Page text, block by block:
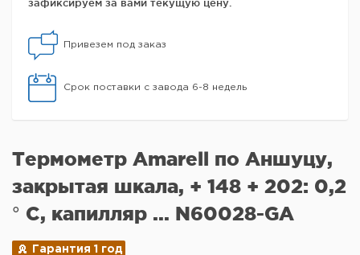
зафиксируем за вами текущую цену.
Привезем под заказ
Срок поставки с завода 6-8 недель
Термометр Amarell по Аншуцу,
закрытая шкала, + 148 + 202: 0,2
° C, капилляр ... N60028-GA
Гарантия 1 год